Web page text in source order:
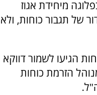
מיחידת אגוז
של תגבור כוחות, ולא
הגיעו לשמור דווקא
הזרמת כוחות